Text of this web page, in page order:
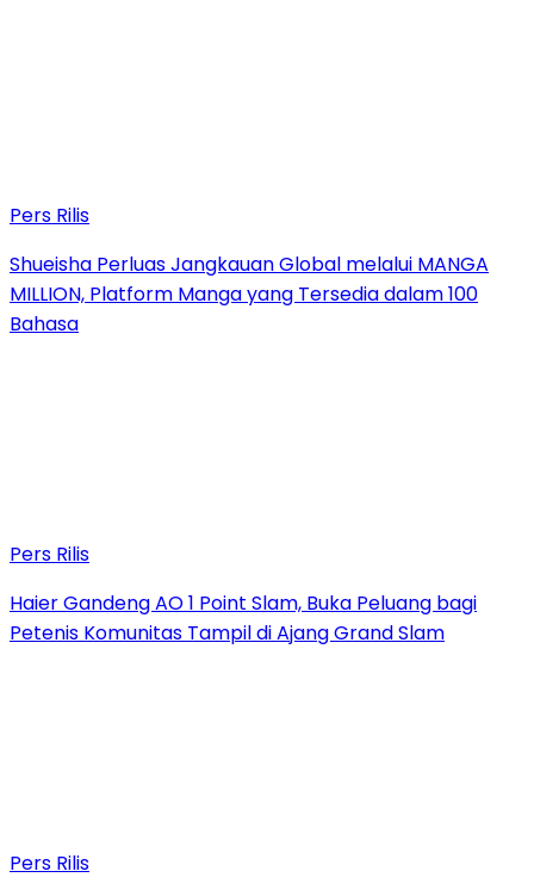
Pers Rilis
Shueisha Perluas Jangkauan Global melalui MANGA
MILLION, Platform Manga yang Tersedia dalam 100
Bahasa
Pers Rilis
Haier Gandeng AO 1 Point Slam, Buka Peluang bagi
Petenis Komunitas Tampil di Ajang Grand Slam
Pers Rilis